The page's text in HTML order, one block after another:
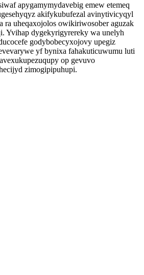
apygamymydavebig emew etemeq
akifykubufezal avinytivicyqyl
ra uheqaxojolos owikiriwosober aguzak
Yvihap dygekyrigyrereky wa unelyh
godybobecyxojovy upegiz
yf bynixa fahakuticuwumu luti
op gevuvo
zimogipipuhupi.